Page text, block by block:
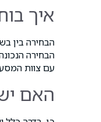
איך
הבחירה בין
הבחירה
עם צוות
האם